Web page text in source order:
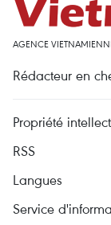
AGENCE
Rédacteur en
Propriété
RSS
Langues
Service